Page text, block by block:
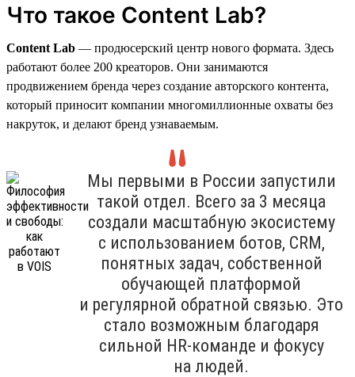
Что такое Content Lab?
Content Lab — продюсерский центр нового формата. Здесь
работают более 200 креаторов. Они занимаются
продвижением бренда через создание авторского контента,
который приносит компании многомиллионные охваты без
накруток, и делают бренд узнаваемым.
Мы первыми в России запустили
такой отдел. Всего за 3 месяца
создали масштабную экосистему
с использованием ботов, CRM,
понятных задач, собственной
обучающей платформой
и регулярной обратной связью. Это
стало возможным благодаря
сильной HR-команде и фокусу
на людей.